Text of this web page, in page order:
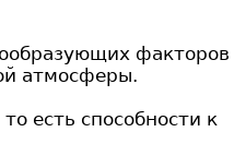
факторов
атмосферы.
есть способности к